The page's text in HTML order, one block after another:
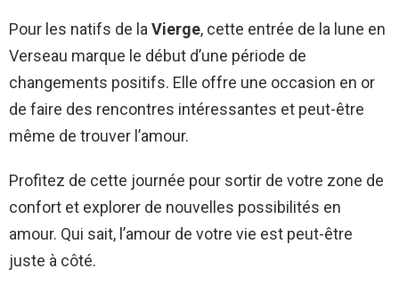
Pour les natifs de laVierge, cette entrée de la lune en
Verseau marque le début d’une période de
changements positifs. Elle offre une occasion en or
de faire des rencontres intéressantes et peut-être
même de trouver l’amour.
Profitez de cette journée pour sortir de votre zone de
confort et explorer de nouvelles possibilités en
amour. Qui sait, l’amour de votre vie est peut-être
juste à côté.